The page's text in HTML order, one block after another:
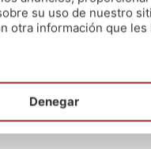
⚠️⚠️⚠️
y para eso ponemos a tu
con cualquiera
su uso de nuestro
otra información que
Denegar